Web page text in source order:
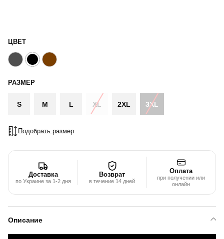
ЦВЕТ
РАЗМЕР
S M L XL 2XL 3XL
Подобрать размер
Доставка
по Украине за 1-2 дня
Возврат
в течение 14 дней
Оплата
при получении или
онлайн
Описание